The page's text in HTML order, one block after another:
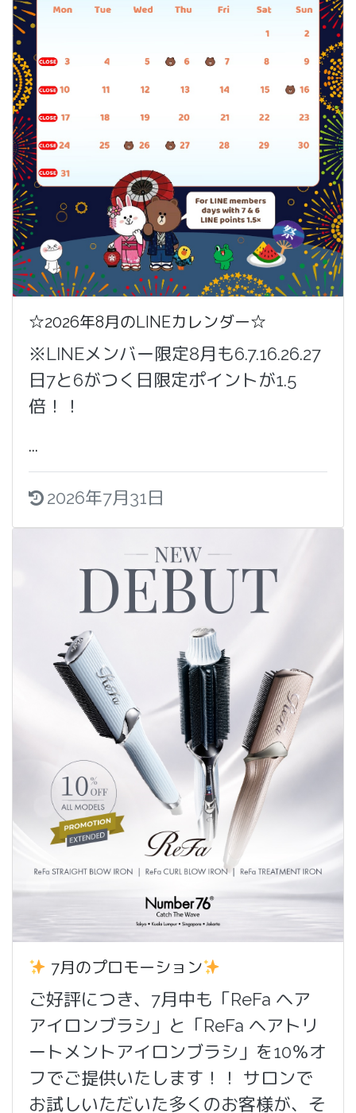
☆2026年8月のLINEカレンダー☆
※LINEメンバー限定8月も6.7.16.26.27
日7と6がつく日限定ポイントが1.5
倍！！
...
2026年7月31日
7月のプロモーション
ご好評につき、7月中も「ReFa ヘア
アイロンブラシ」と「ReFa ヘアトリ
ートメントアイロンブラシ」を10％オ
フでご提供いたします！！ サロンで
お試しいただいた多くのお客様が、そ